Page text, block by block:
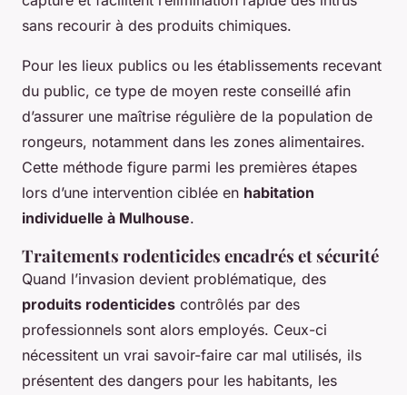
sans recourir à des produits chimiques.
Pour les lieux publics ou les établissements recevant
du public, ce type de moyen reste conseillé afin
d’assurer une maîtrise régulière de la population de
rongeurs, notamment dans les zones alimentaires.
Cette méthode figure parmi les premières étapes
lors d’une intervention ciblée en habitation
individuelle à Mulhouse.
Traitements rodenticides encadrés et sécurité
Quand l’invasion devient problématique, des
produits rodenticides contrôlés par des
professionnels sont alors employés. Ceux-ci
nécessitent un vrai savoir-faire car mal utilisés, ils
présentent des dangers pour les habitants, les